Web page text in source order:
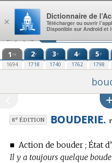
Aller au contenu
1 re
1694
2e
1718
3e
1740
4e
1762
5e
1798
8eÉDITION BOUDERIE.
■ Action de bouder ; État
Il y a toujours quelque
×
Dictionnaire de
Télécharger ou ouvrir
Disponible sur Android et